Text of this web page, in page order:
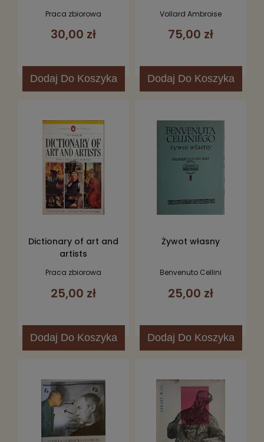
Praca zbiorowa
30,00 zł
Dodaj Do Koszyka
Vollard Ambroise
75,00 zł
Dodaj Do Koszyka
Dictionary of art and
artists
Praca zbiorowa
25,00 zł
Dodaj Do Koszyka
Żywot własny
Benvenuto Cellini
25,00 zł
Dodaj Do Koszyka